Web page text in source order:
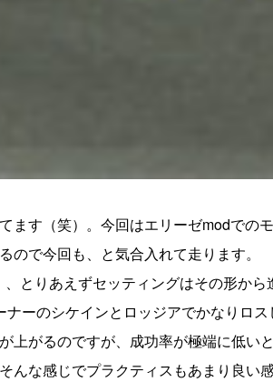
ます（笑）。今回はエリーゼmodでの
で今回も、と気合入れて走ります。
とりあえずセッティングはその形か
ーのシケインとロッジアでかなりロ
上がるのですが、成功率が極端に低い
んな感じでプラクティスもあまり良い